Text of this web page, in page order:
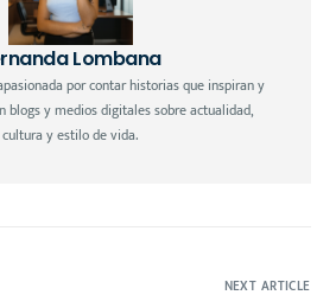
Lombana
por contar historias que inspiran y
blogs y medios digitales sobre actualidad,
cultura y estilo de vida.
NEXT ARTICLE